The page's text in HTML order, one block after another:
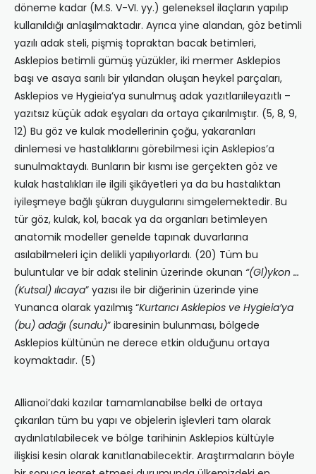
döneme kadar (M.S. V-VI. yy.) geleneksel ilaçların yapılıp
kullanıldığı anlaşılmaktadır. Ayrıca yine alandan, göz betimli
yazılı adak steli, pişmiş topraktan bacak betimleri,
Asklepios betimli gümüş yüzükler, iki mermer Asklepios
başı ve asaya sarılı bir yılandan oluşan heykel parçaları,
Asklepios ve Hygieia’ya sunulmuş adak yazıtlarıileyazıtlı –
yazıtsız küçük adak eşyaları da ortaya çıkarılmıştır. (5, 8, 9,
12) Bu göz ve kulak modellerinin çoğu, yakaranları
dinlemesi ve hastalıklarını görebilmesi için Asklepios’a
sunulmaktaydı. Bunların bir kısmı ise gerçekten göz ve
kulak hastalıkları ile ilgili şikâyetleri ya da bu hastalıktan
iyileşmeye bağlı şükran duygularını simgelemektedir. Bu
tür göz, kulak, kol, bacak ya da organları betimleyen
anatomik modeller genelde tapınak duvarlarına
asılabilmeleri için delikli yapılıyorlardı. (20) Tüm bu
buluntular ve bir adak stelinin üzerinde okunan “(Gl)ykon …
(Kutsal) ılıcaya” yazısı ile bir diğerinin üzerinde yine
Yunanca olarak yazılmış “Kurtarıcı Asklepios ve Hygieia’ya
(bu) adağı (sundu)” ibaresinin bulunması, bölgede
Asklepios kültünün ne derece etkin olduğunu ortaya
koymaktadır. (5)
Allianoi’daki kazılar tamamlanabilse belki de ortaya
çıkarılan tüm bu yapı ve objelerin işlevleri tam olarak
aydınlatılabilecek ve bölge tarihinin Asklepios kültüyle
ilişkisi kesin olarak kanıtlanabilecektir. Araştırmaların böyle